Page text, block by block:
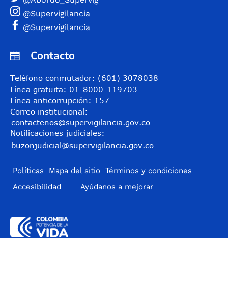
@Supervigilancia
@Supervigilancia
Contacto
Teléfono conmutador: (601) 3078038
Línea gratuita: 01-8000-119703
Línea anticorrupción: 157
Correo institucional:
contactenos@supervigilancia.gov.co
Notificaciones judiciales:
buzonjudicial@supervigilancia.gov.co
Políticas Mapa del sitio
Términos y condiciones
Accesibilidad
​Ayúdanos a mejorar